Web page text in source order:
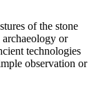
of the stone
or
technologies
observation or